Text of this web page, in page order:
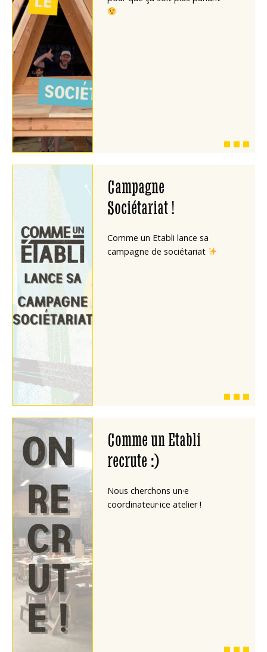
Campagne
Sociétariat !
Comme un Etabli lance sa
campagne de sociétariat
Comme un Etabli
recrute :)
Nous cherchons un·e
coordinateur·ice atelier !